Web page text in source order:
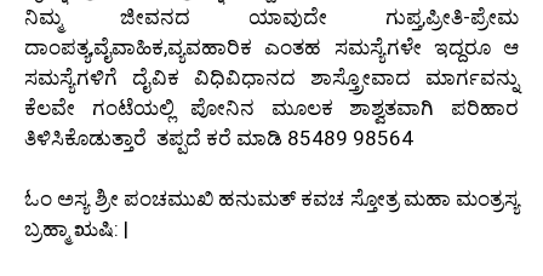
ನಿಮ್ಮ ಜೀವನದ ಯಾವುದೇ ಗುಪ್ತ,ಪ್ರೀತಿ-ಪ್ರೇಮ
ದಾಂಪತ್ಯ,ವೈವಾಹಿಕ,ವ್ಯವಹಾರಿಕ ಎಂತಹ ಸಮಸ್ಯೆಗಳೇ ಇದ್ದರೂ ಆ
ಸಮಸ್ಯೆಗಳಿಗೆ ದೈವಿಕ ವಿಧಿವಿಧಾನದ ಶಾಸ್ತ್ರೋವಾದ ಮಾರ್ಗವನ್ನು
ಕೆಲವೇ ಗಂಟೆಯಲ್ಲಿ ಪೋನಿನ ಮೂಲಕ ಶಾಶ್ವತವಾಗಿ ಪರಿಹಾರ
ತಿಳಿಸಿಕೊಡುತ್ತಾರೆ ತಪ್ಪದೆ ಕರೆ ಮಾಡಿ 85489 98564
ಓಂ ಅಸ್ಯ ಶ್ರೀ ಪಂಚಮುಖಿ ಹನುಮತ್ ಕವಚ ಸ್ತೋತ್ರ ಮಹಾ ಮಂತ್ರಸ್ಯ
ಬ್ರಹ್ಮಾ ಋಷಿ: |